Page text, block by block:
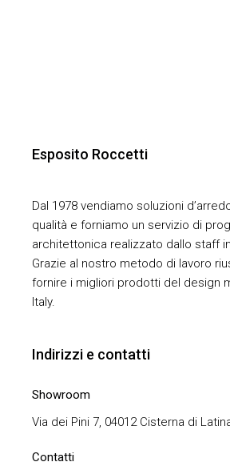
Esposito Roccetti
Dal 1978 vendiamo soluzioni
qualità e forniamo un servizio di
architettonica realizzato dallo staff
Grazie al nostro metodo di lavoro
fornire i migliori prodotti del design
Italy.
Indirizzi e contatti
Showroom
Via dei Pini 7, 04012 Cisterna di
Contatti